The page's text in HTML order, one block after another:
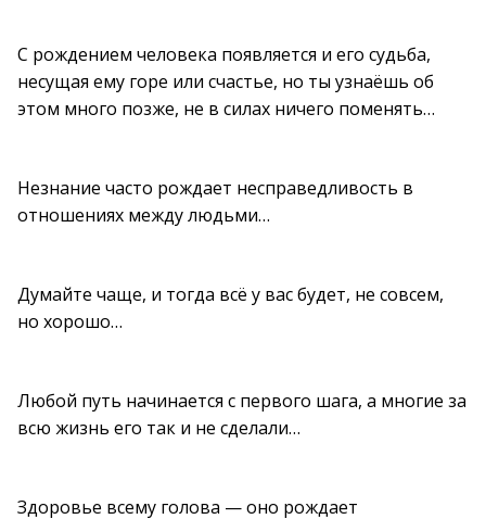
С рождением человека появляется и его судьба,
несущая ему горе или счастье, но ты узнаёшь об
этом много позже, не в силах ничего поменять…
Незнание часто рождает несправедливость в
отношениях между людьми…
Думайте чаще, и тогда всё у вас будет, не совсем,
но хорошо…
Любой путь начинается с первого шага, а многие за
всю жизнь его так и не сделали…
Здоровье всему голова — оно рождает